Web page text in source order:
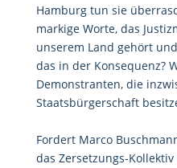
Hamburg tun sie
markige Worte, das
unserem Land gehört
das in der Konsequenz?
Demonstranten, die
Staatsbürgerschaft
Fordert Marco
das Zersetzungs-